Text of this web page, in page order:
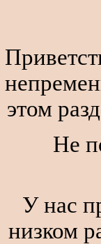
этом
Не
У нас
низком